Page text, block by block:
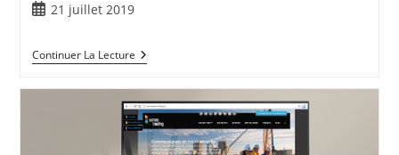
21 juillet 2019
Continuer La Lecture